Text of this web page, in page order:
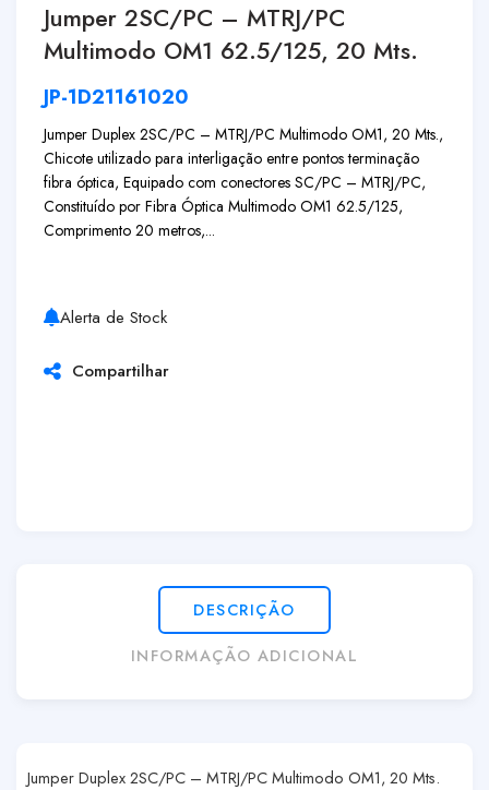
Jumper 2SC/PC – MTRJ/PC
Multimodo OM1 62.5/125, 20 Mts.
JP-1D21161020
Jumper Duplex 2SC/PC – MTRJ/PC Multimodo OM1, 20 Mts.,
Chicote utilizado para interligação entre pontos terminação
fibra óptica, Equipado com conectores SC/PC – MTRJ/PC,
Constituído por Fibra Óptica Multimodo OM1 62.5/125,
Comprimento 20 metros,...
Alerta de Stock
Compartilhar
DESCRIÇÃO
INFORMAÇÃO ADICIONAL
Jumper Duplex 2SC/PC – MTRJ/PC Multimodo OM1, 20 Mts.